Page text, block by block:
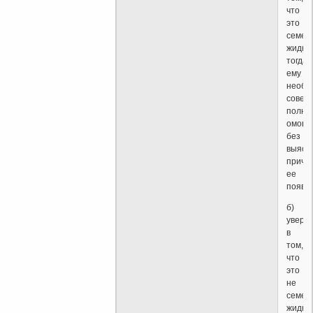
что
это
тогда
ему
без
ее
б)
в
том,
что
это
не